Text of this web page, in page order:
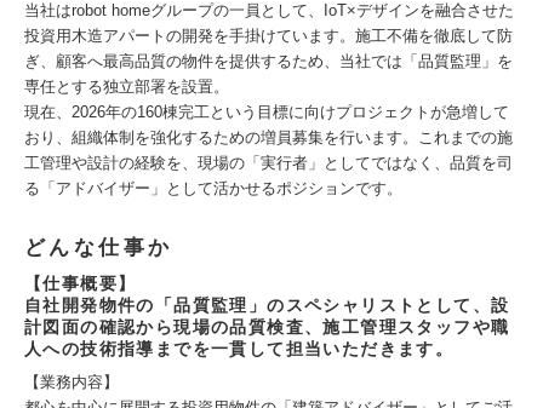
当社はrobot homeグループの一員として、IoT×デザインを融合させた
投資用木造アパートの開発を手掛けています。施工不備を徹底して防
ぎ、顧客へ最高品質の物件を提供するため、当社では「品質監理」を
専任とする独立部署を設置。
現在、2026年の160棟完工という目標に向けプロジェクトが急増して
おり、組織体制を強化するための増員募集を行います。これまでの施
工管理や設計の経験を、現場の「実行者」としてではなく、品質を司
る「アドバイザー」として活かせるポジションです。
どんな仕事か
【仕事概要】
自社開発物件の「品質監理」のスペシャリストとして、設
計図面の確認から現場の品質検査、施工管理スタッフや職
人への技術指導までを一貫して担当いただきます。
【業務内容】